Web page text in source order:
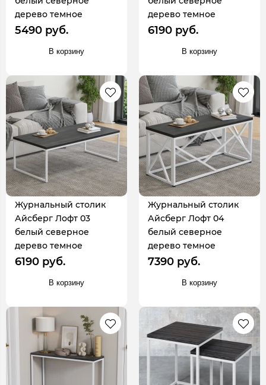
дерево темное
5490 руб.
В корзину
дерево темное
6190 руб.
В корзину
Журнальный столик
Айсберг Лофт 03
белый северное
дерево темное
6190 руб.
В корзину
Журнальный столик
Айсберг Лофт 04
белый северное
дерево темное
7390 руб.
В корзину